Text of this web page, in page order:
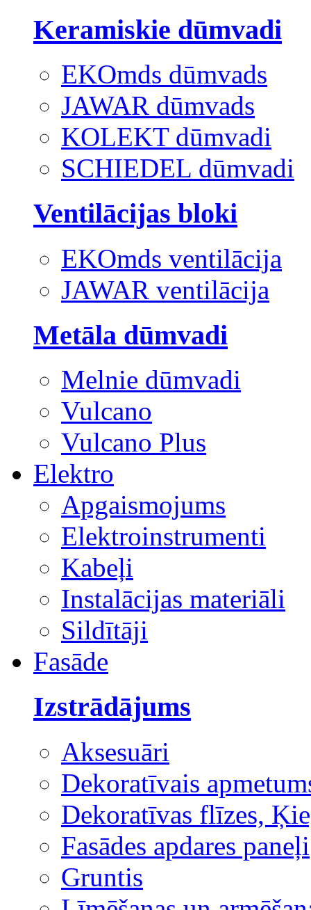
Keramiskie dūmvadi
EKOmds dūmvads
JAWAR dūmvads
KOLEKT dūmvadi
SCHIEDEL dūmvadi
Ventilācijas bloki
EKOmds ventilācija
JAWAR ventilācija
Metāla dūmvadi
Melnie dūmvadi
Vulcano
Vulcano Plus
Elektro
Apgaismojums
Elektroinstrumenti
Kabeļi
Instalācijas materiāli
Sildītāji
Fasāde
Izstrādājums
Aksesuāri
Dekoratīvais
Dekoratīvas flīzes,
Fasādes apdares paneļi
Gruntis